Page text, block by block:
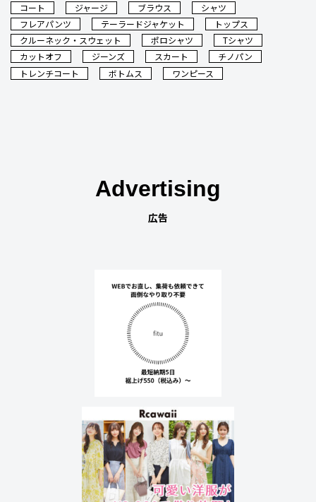
コート
ジャージ ブラウス
シャツ
フレアパンツ
テーラードジャケット
トップス
クルーネック・スウェット
ポロシャツ
Tシャツ
カットオフ
ジーンズ スカート
チノパン
トレンチコート
ボトムス ワンピース
Advertising
広告